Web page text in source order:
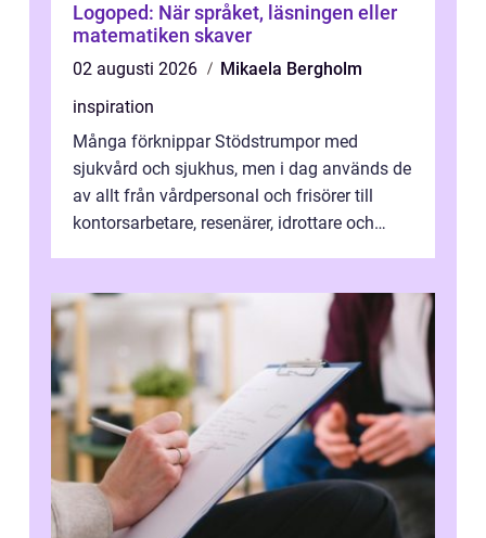
Logoped: När språket, läsningen eller
matematiken skaver
02 augusti 2026
Mikaela Bergholm
inspiration
Många förknippar Stödstrumpor med
sjukvård och sjukhus, men i dag används de
av allt från vårdpersonal och frisörer till
kontorsarbetare, resenärer, idrottare och